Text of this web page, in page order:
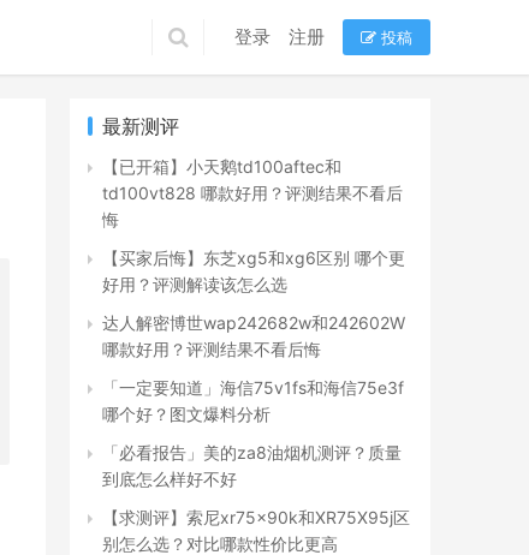
登录 注册 投稿
最新测评
【已开箱】小天鹅td100aftec和
td100vt828 哪款好用？评测结果不看后
悔
【买家后悔】东芝xg5和xg6区别 哪个更
好用？评测解读该怎么选
达人解密博世wap242682w和242602W
哪款好用？评测结果不看后悔
「一定要知道」海信75v1fs和海信75e3f
哪个好？图文爆料分析
「必看报告」美的za8油烟机测评？质量
到底怎么样好不好
【求测评】索尼xr75x90k和XR75X95j区
别怎么选？对比哪款性价比更高